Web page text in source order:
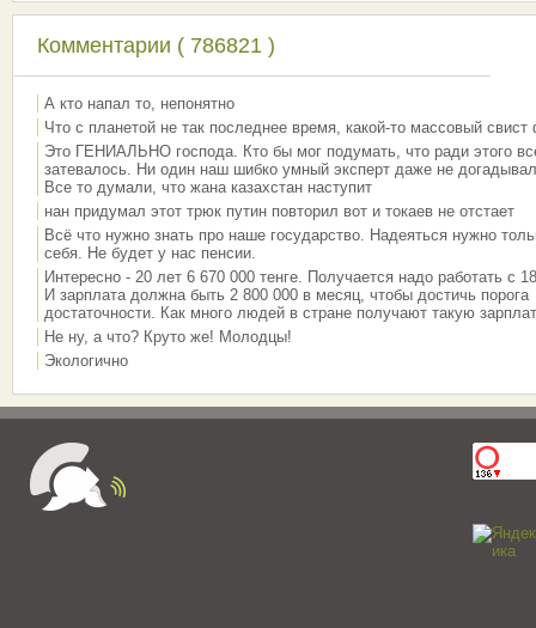
Комментарии ( 786821 )
А кто напал то, непонятно
Что с планетой не так последнее время, какой-то массовый свист
Это ГЕНИАЛЬНО господа. Кто бы мог подумать, что ради этого
затевалось. Ни один наш шибко умный эксперт даже не
Все то думали, что жана казахстан наступит
нан придумал этот трюк путин повторил вот и токаев не отстает
Всё что нужно знать про наше государство. Надеяться нужно
себя. Не будет у нас пенсии.
Интересно - 20 лет 6 670 000 тенге. Получается надо работать с
И зарплата должна быть 2 800 000 в месяц, чтобы достичь порога
достаточности. Как много людей в стране получают такую
Не ну, а что? Круто же! Молодцы!
Экологично